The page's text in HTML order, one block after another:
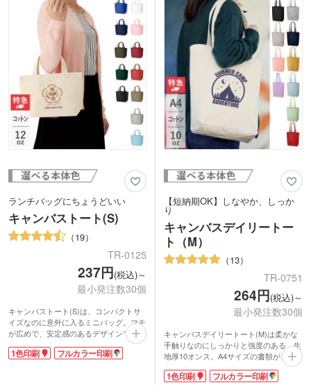
入れも可能です。シンプルなデザインな
ので、ロゴマークやフルカラーの印刷が
よく映えます。ノベルティだけでなく、
音楽イベントなどのオリジナルグッズと
してもおすすめの商品です。
ランチバッグにちょうどいい
キャンバストート(S)
19
TR-0125
237円(税込)～
最小発注数30個
キャンバストート(S)は、コンパクトサ
イズなのに意外に入るミニバッグ。マチ
が広めで、安定感のあるデザインです。
お弁当や小物などの持ち歩きにいかが。
しっかりした生地でコットン100%のナ
1色印刷 フルカラー印刷
【短納期OK】しなやか、しっか
り
キャンバスデイリートー
ト（M）
13
TR-0751
264円(税込)～
最小発注数30個
キャンバスデイリートート(M)は柔かな
手触りなのにしっかりと強度のある、生
地厚10オンス。A4サイズの書類がきっ
ちり収納できる肩掛けバッグです。荷物
が多い日の通勤・通学のサブバッグ、レ
1色印刷 フルカラー印刷